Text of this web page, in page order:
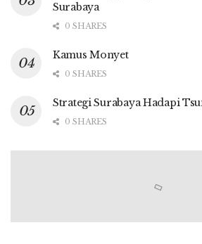
Surabaya
0 SHARES
Kamus Monyet
0 SHARES
Strategi Surabaya Hadapi
0 SHARES